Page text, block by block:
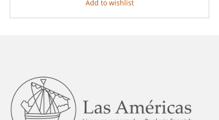
Add to wishlist